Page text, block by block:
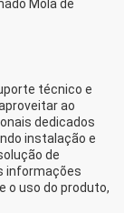
técnico e
ao
dedicados
instalação e
de
informações
o uso do produto,